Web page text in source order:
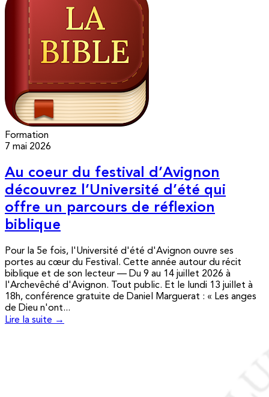
Formation
7 mai 2026
Au coeur du festival d’Avignon
découvrez l’Université d’été qui
offre un parcours de réflexion
biblique
Pour la 5e fois, l'Université d'été d'Avignon ouvre ses
portes au cœur du Festival. Cette année autour du récit
biblique et de son lecteur — Du 9 au 14 juillet 2026 à
l'Archevêché d'Avignon. Tout public. Et le lundi 13 juillet à
18h, conférence gratuite de Daniel Marguerat : « Les anges
de Dieu n'ont...
Lire la suite →